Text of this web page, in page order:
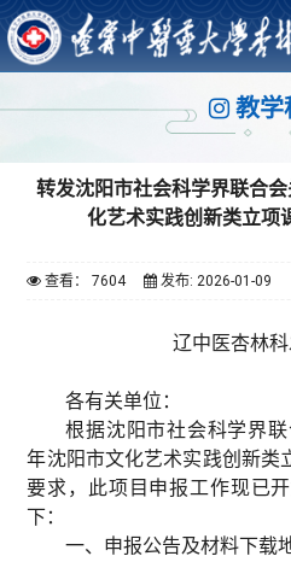
教学
转发沈阳市社会科学界联合
化艺术实践创新类立项
查看： 7604 发布: 2026-01-09
辽中医杏林
各有关单位：
根据沈阳市社会科学界
年沈阳市文化艺术实践创新类
要求，此项目申报工作现已
下：
一、申报公告及材料下载